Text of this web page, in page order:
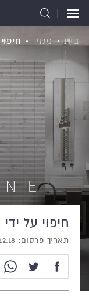
בית מגזין
חיפוי על
תאריך פרסום: 05.12.18